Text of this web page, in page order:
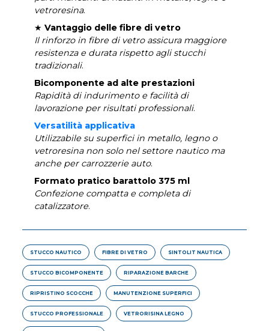
vetroresina.
★Vantaggio delle fibre di vetro
Il rinforzo in fibre di vetro assicura maggiore
resistenza e durata rispetto agli stucchi
tradizionali.
Bicomponente ad alte prestazioni
Rapidità di indurimento e facilità di
lavorazione per risultati professionali.
Versatilità applicativa
Utilizzabile su superfici in metallo, legno o
vetroresina non solo nel settore nautico ma
anche per carrozzerie auto.
Formato pratico barattolo 375 ml
Confezione compatta e completa di
catalizzatore.
STUCCO NAUTICO FIBRE DI VETRO SINTOLIT NAUTICA
STUCCO BICOMPONENTE RIPARAZIONE BARCHE
RIPRISTINO SCOCCHE MANUTENZIONE SUPERFICI
STUCCO PROFESSIONALE VETRORISINA LEGNO